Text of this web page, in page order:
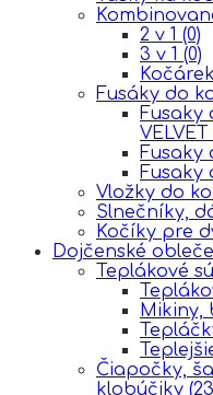
2 v 1 (0)
3 v 1 (0)
Fusáky do
Fusaky
VELVET
Fusaky
Fusaky
Vložky do
Slnečníky,
Kočíky pre
Dojčenské
Teplákové
Mikiny,
Čiapočky,
klobúčiky